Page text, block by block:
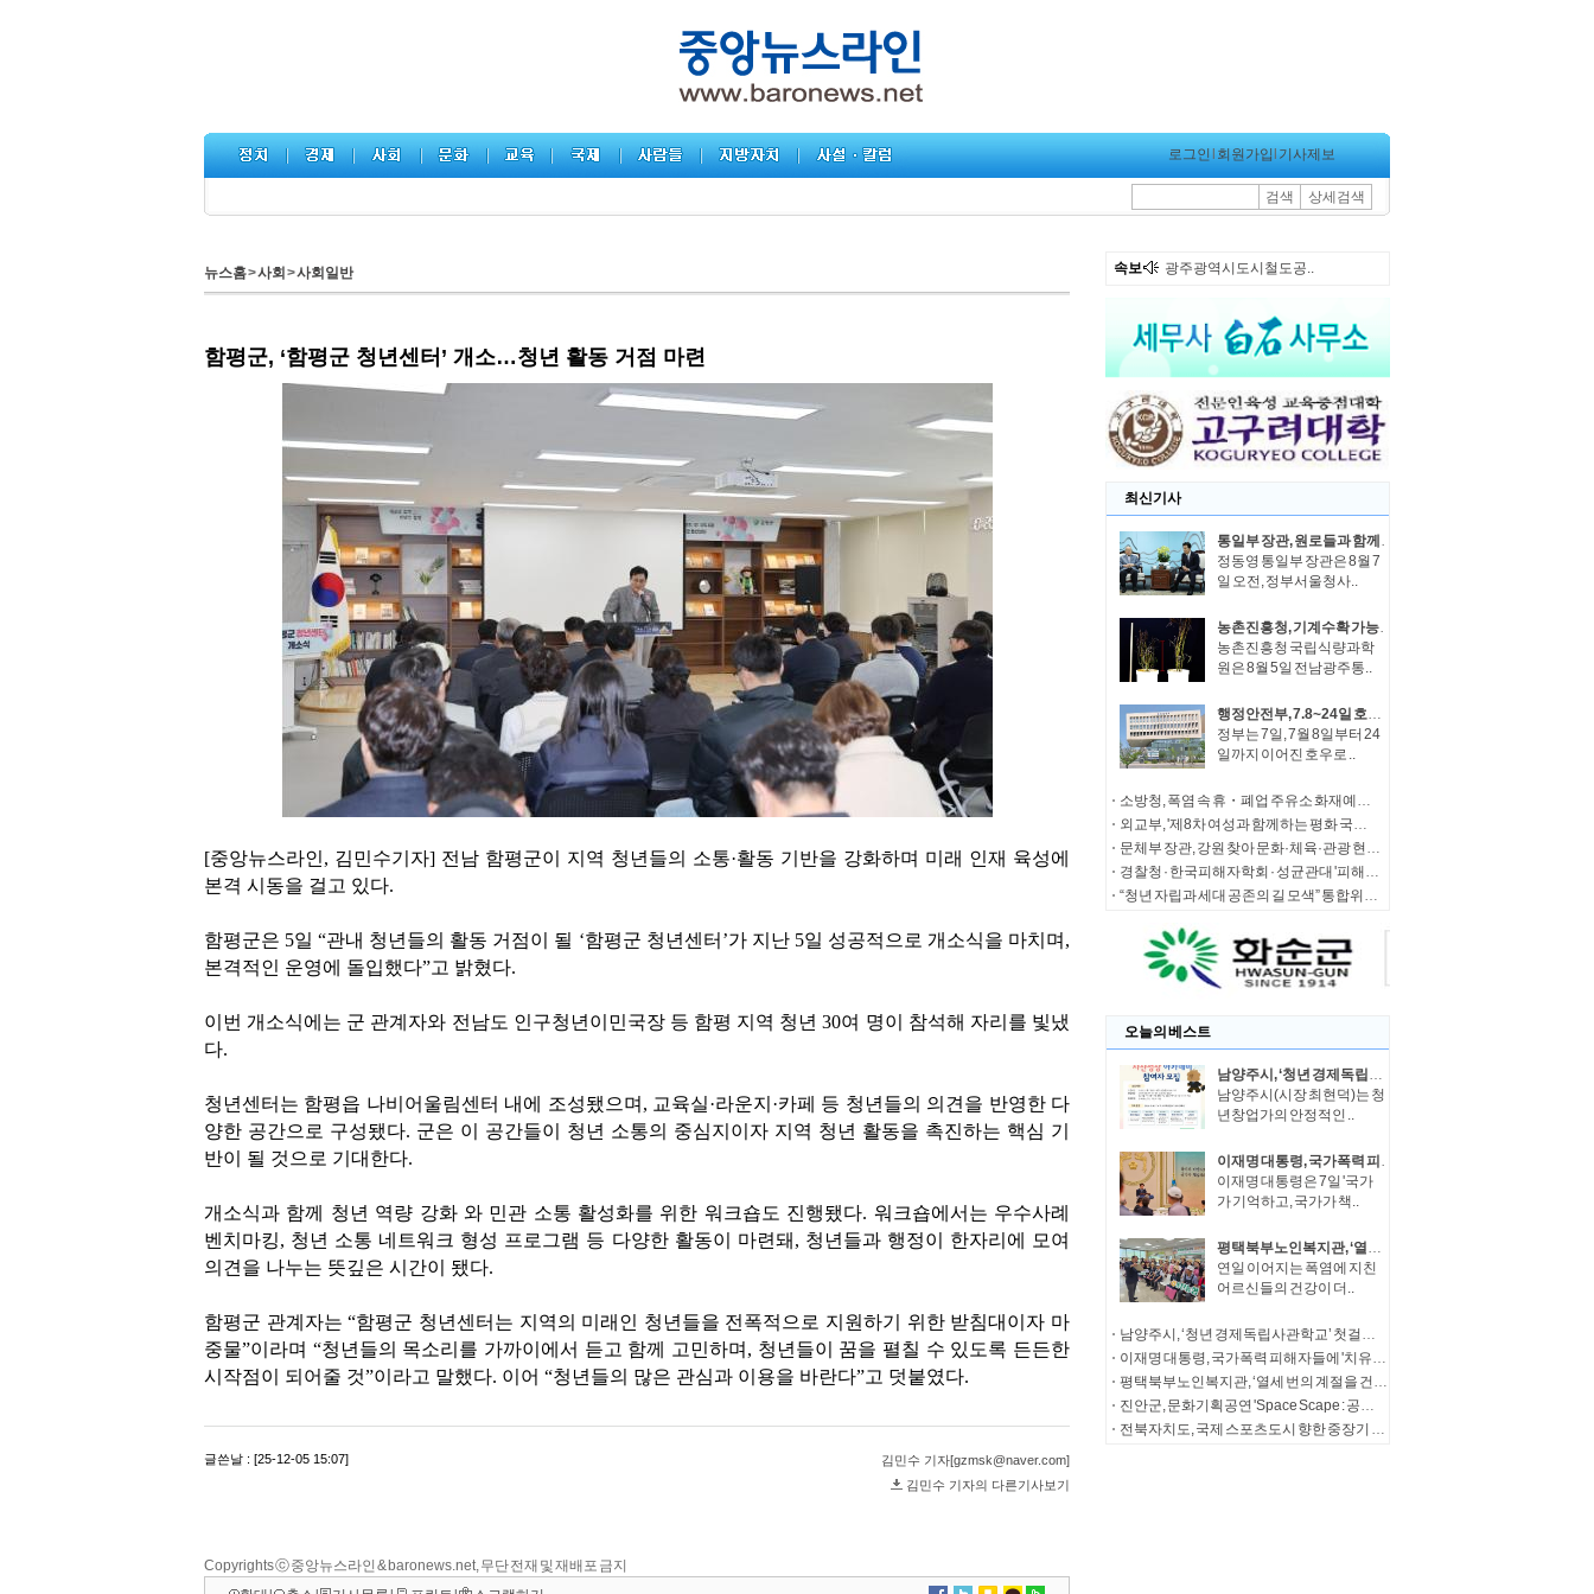
로그인 회원가입 기사제보
검색 상세검색
뉴스홈>사회 >사회일반
Copyrights ⓒ 중앙뉴스라인 & baronews.net, 무단 전재 및 재배포 금지
속보 광주광역시도시철도공..
최신기사
통일부 장관, 원로들과 함께 '한반도 평화공존 발전구상' 공감대 형성 방안 논의
정동영 통일부 장관은 8월 7
일 오전, 정부서울청사..
농촌진흥청, 기계수확 가능한 녹두 새 품종 '채흔' 현장 평가회
농촌진흥청 국립식량과학
원은 8월 5일 전남광주통..
행정안전부, 7.8~24일 호우 피해 특별재난지역 선포
정부는 7일, 7월 8일부터 24
일까지 이어진 호우로 ..
소방청, 폭염 속 휴・폐업 주유소 화재예방에 총력
외교부, '제8차 여성과 함께하는 평화 국제회의' 청년 서포터즈 모집
문체부 장관, 강원 찾아 문화·체육·관광 현장 소통 나서
경찰청 · 한국피해자학회 · 성균관대 '피해자 중심 사법개혁' 학술대회 개최
“청년 자립과 세대 공존의 길 모색” 통합위, '세대상생 자산 특별위원회' 출범
오늘의 베스트
남양주시, ‘청년 경제독립사관학교’ 첫걸음… 청년창업가 자산성장 아카데미 참여자 모집
남양주시(시장 최현덕)는 청
년창업가의 안정적인 ..
이재명 대통령, 국가폭력 피해자들에 '치유와 명예 회복' 정부 의지 전달
이재명 대통령은 7일 '국가
가 기억하고, 국가가 책..
평택북부노인복지관, ‘열세 번의 계절을 건너, 다시 따뜻한 한 끼로’ 송탄농협의 13년의 동행
연일 이어지는 폭염에 지친
어르신들의 건강이 더..
남양주시, ‘청년 경제독립사관학교’ 첫걸음… 청년창업가 자산성장 아카데미 참여자 모집
이재명 대통령, 국가폭력 피해자들에 '치유와 명예 회복' 정부 의지 전달
평택북부노인복지관, ‘열세 번의 계절을 건너, 다시 따뜻한 한 끼로’ 송탄농협의 13년의 동행
진안군, 문화기획공연 'Space Scape : 공간풍경'성공적 마무리
전북자치도, 국제 스포츠도시 향한 중장기 발전전략 제시